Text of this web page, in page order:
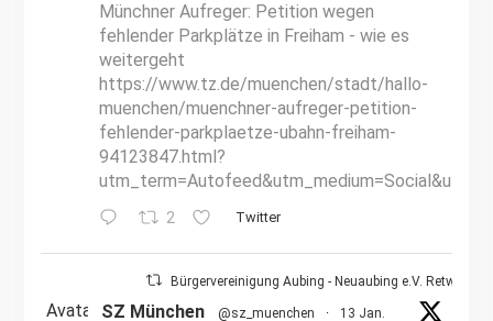
Münchner Aufreger: Petition wegen
fehlender Parkplätze in Freiham - wie es
weitergeht
https://www.tz.de/muenchen/stadt/hallo-
muenchen/muenchner-aufreger-petition-
fehlender-parkplaetze-ubahn-freiham-
94123847.html?
2 Twitter
Bürgervereinigung Aubing - Neuaubing e.V. Retweetet
Avatar SZ München @sz_muenchen · 13 Jan.